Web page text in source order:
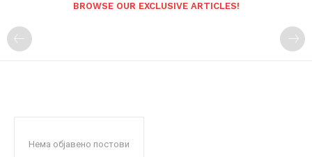
BROWSE OUR EXCLUSIVE ARTICLES!
Нема објавено постови